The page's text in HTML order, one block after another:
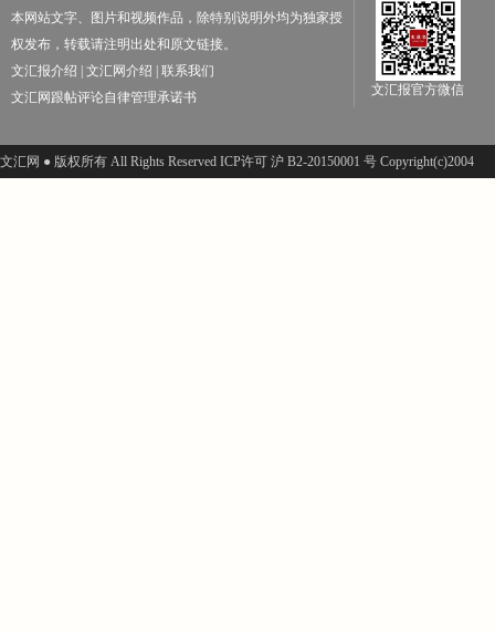
本网站文字、图片和视频作品，除特别说明外均为独家授
权发布，转载请注明出处和原文链接。
文汇报介绍
文汇网介绍
联系我们
文汇网跟帖评论自律管理承诺书
文汇报官方微信
文汇网 ● 版权所有 All Rights Reserved ICP许可 沪 B2-20150001 号 Copyright(c)2004